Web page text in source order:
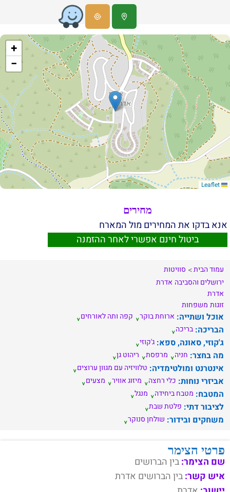
+
−
מחירים
אנא בדקו את המחירים מול המארח
ביטול חינם אפשרי לאחר ההזמנה
עמוד הבית
סוויטות
ירושלים והסביבה אדרת
אדרת
זוגות משפחות
אוכל ושתייה: ארוחת בוקר קפה ותה לאורחים
הבריכה: בריכה
ג'קוזי, סאונה, ספא: ג'קוזי
מה בחצר: חניה מרפסת ריהוט גן
אינטרנט ומולטימדיה: טלוויזיה עם מגוון ערוצים
אביזרי נוחות: כלי רחצה מיזוג אוויר מצעים
המטבח: מטבח ביחידה מנגל
לציבור דתי: פלטת שבת
משחקים ובידור: שולחן סנוקר
פרטי הצימר
שם הצימר:בין הברושים
איש קשר:בין הברושים אדרת